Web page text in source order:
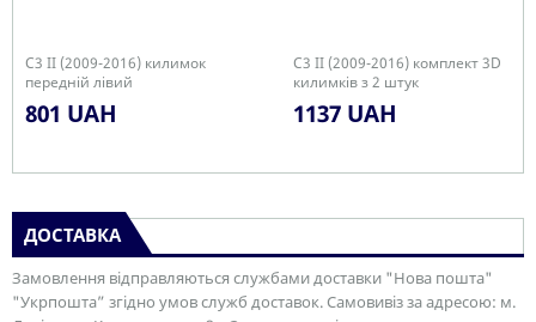
C3 II (2009-2016) килимок
передній лівий
801 UAH
C3 II (2009-2016) комплект 3D
килимків з 2 штук
1137 UAH
ДОСТАВКА
Замовлення відправляються службами доставки "Нова пошта"
"Укрпошта” згідно умов служб доставок. Самовивіз за адресою: м.